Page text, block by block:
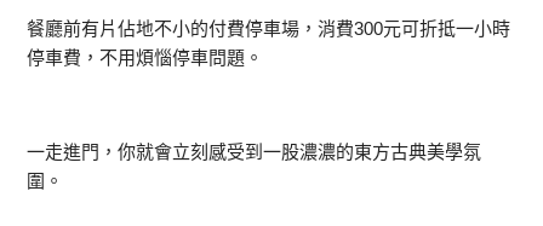
餐廳前有片佔地不小的付費停車場，消費300元可折抵一小時
停車費，不用煩惱停車問題。
一走進門，你就會立刻感受到一股濃濃的東方古典美學氛
圍。